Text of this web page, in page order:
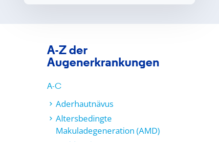
A-Z der
Augenerkrankungen
A-C
Aderhautnävus
Altersbedingte
Makuladegeneration (AMD)